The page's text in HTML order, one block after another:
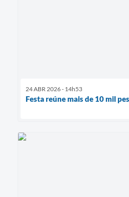
24 ABR 2026 - 14h53
Festa reúne mais de 10 mil